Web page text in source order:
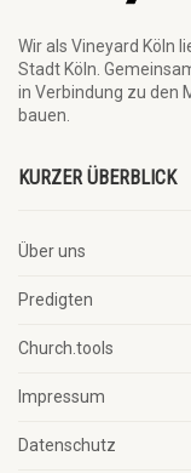
Wir als Vineyard Köln
Stadt Köln.
in Verbindung zu den
bauen.
KURZER ÜBERBLICK
Über uns
Predigten
Church.tools
Impressum
Datenschutz